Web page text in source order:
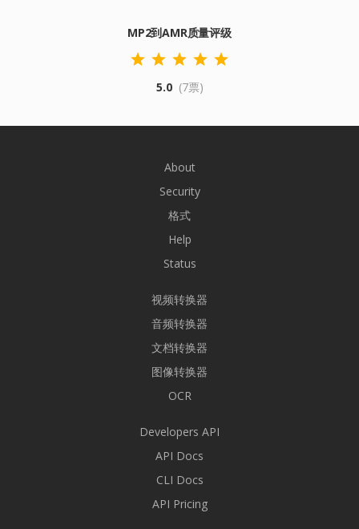
MP2到AMR质量评级
5.0 (7票)
About
Security
格式
Help
Status
视频转换器
音频转换器
文档转换器
图像转换器
OCR
Developers API
API Docs
CLI Docs
API Pricing